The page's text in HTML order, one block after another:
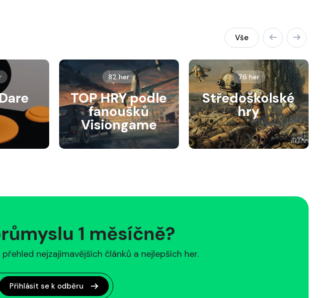
Vše
82 her
TOP HRY podle
fanoušků
Visiongame
76 her
Středoškolské
hry
1 měsíčně?
nejzajímavějších článků a nejlepších her.
Přihlásit se k odběru